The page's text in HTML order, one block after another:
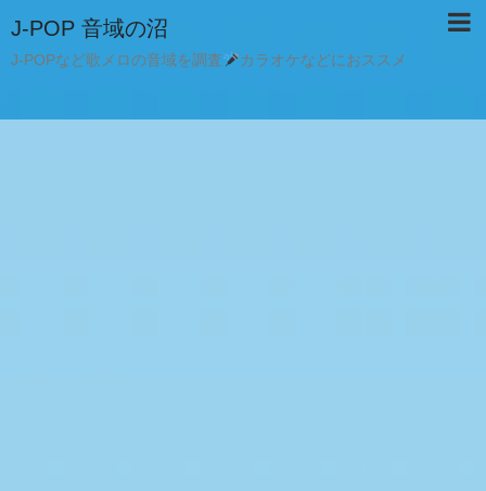
J-POP 音域の沼
J-POPなど歌メロの音域を調査 カラオケなどにおススメ